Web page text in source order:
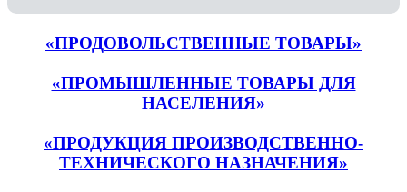
«ПРОДОВОЛЬСТВЕННЫЕ ТОВАРЫ»
«ПРОМЫШЛЕННЫЕ ТОВАРЫ ДЛЯ
НАСЕЛЕНИЯ»
«ПРОДУКЦИЯ ПРОИЗВОДСТВЕННО-
ТЕХНИЧЕСКОГО НАЗНАЧЕНИЯ»